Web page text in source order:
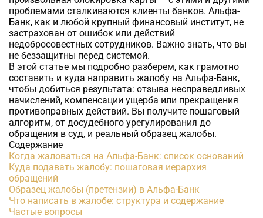
проблемами сталкиваются клиенты банков. Альфа-
Банк, как и любой крупный финансовый институт, не
застрахован от ошибок или действий
недобросовестных сотрудников. Важно знать, что вы
не беззащитны перед системой.
В этой статье мы подробно разберем, как грамотно
составить и куда направить жалобу на Альфа-Банк,
чтобы добиться результата: отзыва несправедливых
начислений, компенсации ущерба или прекращения
противоправных действий. Вы получите пошаговый
алгоритм, от досудебного урегулирования до
обращения в суд, и реальный образец жалобы.
Содержание
Когда жаловаться на Альфа-Банк: список оснований
Куда подавать жалобу: пошаговая иерархия
обращений
Образец жалобы (претензии) в Альфа-Банк
Что написать в жалобе: структура и содержание
Частые вопросы